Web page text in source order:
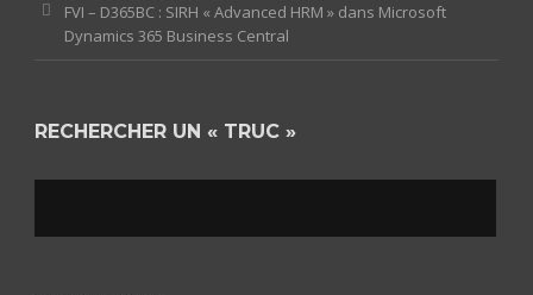
FVI – D365BC : SIRH « Advanced HRM » dans Microsoft
Dynamics 365 Business Central
RECHERCHER UN « TRUC »